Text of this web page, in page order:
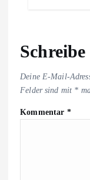
Deine E-Mail-
Felder sind mit *
Kommentar *